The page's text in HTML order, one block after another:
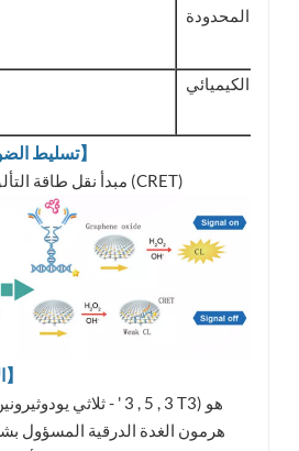
الكيميائي
【تسليط الضوء على التكنولوجيا】
مبدأ نقل طاقة التألق الكيميائي (CRET)
【الاستخدام المقصود】
هرمون الغدة الدرقية المسؤول